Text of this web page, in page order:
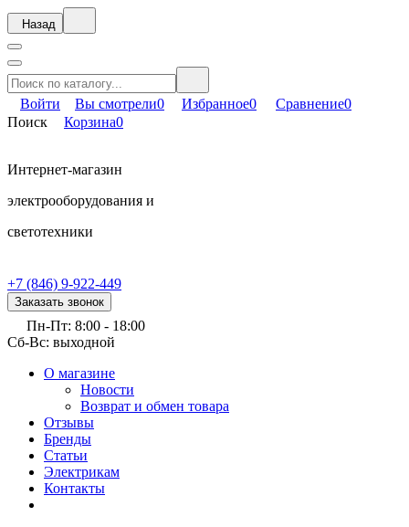
Назад
Войти Вы смотрели0 Избранное0 Сравнение0
Поиск
Корзина0
Интернет-магазин
электрооборудования и
светотехники
+7 (846) 9-922-449
Заказать звонок
Пн-Пт: 8:00 - 18:00
Сб-Вс: выходной
О магазине
Новости
Возврат и обмен товара
Отзывы
Бренды
Статьи
Электрикам
Контакты